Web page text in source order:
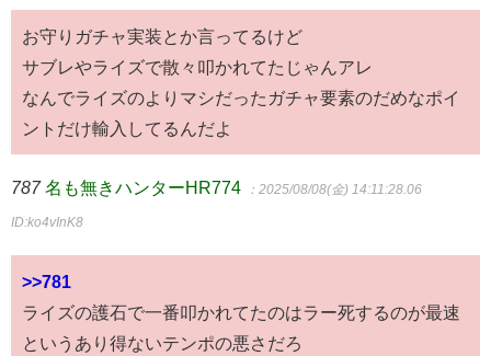
お守りガチャ実装とか言ってるけど
サブレやライズで散々叩かれてたじゃんアレ
なんでライズのよりマシだったガチャ要素のだめなポイ
ントだけ輸入してるんだよ
787 名も無きハンターHR774 ：2025/08/08(金) 14:11:28.06
ID:ko4vInK8
>>781
ライズの護石で一番叩かれてたのはラー死するのが最速
というあり得ないテンポの悪さだろ